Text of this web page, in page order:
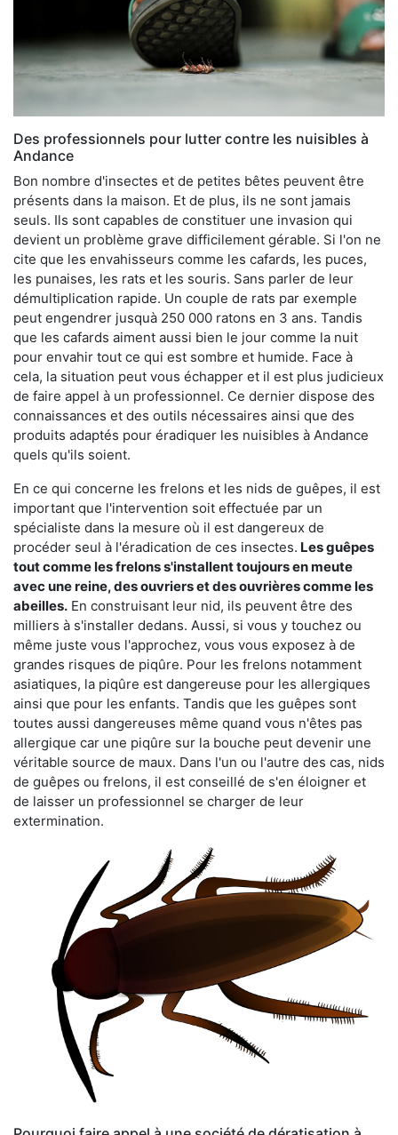
Des professionnels pour lutter contre les nuisibles à
Andance
Bon nombre d'insectes et de petites bêtes peuvent être
présents dans la maison. Et de plus, ils ne sont jamais
seuls. Ils sont capables de constituer une invasion qui
devient un problème grave difficilement gérable. Si l'on ne
cite que les envahisseurs comme les cafards, les puces,
les punaises, les rats et les souris. Sans parler de leur
démultiplication rapide. Un couple de rats par exemple
peut engendrer jusquà 250 000 ratons en 3 ans. Tandis
que les cafards aiment aussi bien le jour comme la nuit
pour envahir tout ce qui est sombre et humide. Face à
cela, la situation peut vous échapper et il est plus judicieux
de faire appel à un professionnel. Ce dernier dispose des
connaissances et des outils nécessaires ainsi que des
produits adaptés pour éradiquer les nuisibles à Andance
quels qu'ils soient.
En ce qui concerne les frelons et les nids de guêpes, il est
important que l'intervention soit effectuée par un
spécialiste dans la mesure où il est dangereux de
procéder seul à l'éradication de ces insectes. Les guêpes
tout comme les frelons s'installent toujours en meute
avec une reine, des ouvriers et des ouvrières comme les
abeilles. En construisant leur nid, ils peuvent être des
milliers à s'installer dedans. Aussi, si vous y touchez ou
même juste vous l'approchez, vous vous exposez à de
grandes risques de piqûre. Pour les frelons notamment
asiatiques, la piqûre est dangereuse pour les allergiques
ainsi que pour les enfants. Tandis que les guêpes sont
toutes aussi dangereuses même quand vous n'êtes pas
allergique car une piqûre sur la bouche peut devenir une
véritable source de maux. Dans l'un ou l'autre des cas, nids
de guêpes ou frelons, il est conseillé de s'en éloigner et
de laisser un professionnel se charger de leur
extermination.